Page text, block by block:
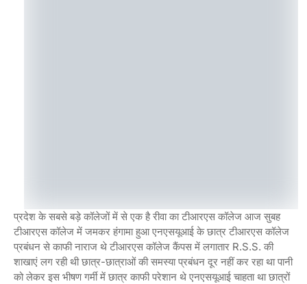
प्रदेश के सबसे बड़े कॉलेजों में से एक है रीवा का टीआरएस कॉलेज आज सुबह
टीआरएस कॉलेज में जमकर हंगामा हुआ एनएसयूआई के छात्र टीआरएस कॉलेज
प्रबंधन से काफी नाराज थे टीआरएस कॉलेज कैंपस में लगातार R.s.s. की
शाखाएं लग रही थी छात्र-छात्राओं की समस्या प्रबंधन दूर नहीं कर रहा था पानी
को लेकर इस भीषण गर्मी में छात्र काफी परेशान थे एनएसयूआई चाहता था छात्रों